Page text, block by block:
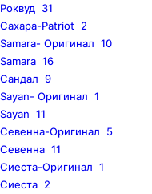
Роквуд
31
Сахара-Patriot 2
Samara- Оригинал 10
Samara 16
Сандал 9
Sayan- Оригинал 1
Sayan 11
Севенна-Оригинал
5
Севенна 11
Сиеста-Оригинал 1
Сиеста 2